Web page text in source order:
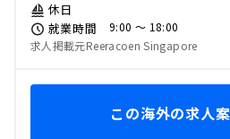
休日
就業時間
9:00 〜 18:00
求人掲載元Reeracoen Singapore
この海外の求人